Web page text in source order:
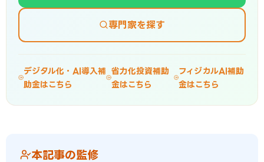
専門家を探す
デジタル化・AI導入補
助金はこちら
省力化投資補助
金はこちら
フィジカルAI補助
金はこちら
本記事の監修